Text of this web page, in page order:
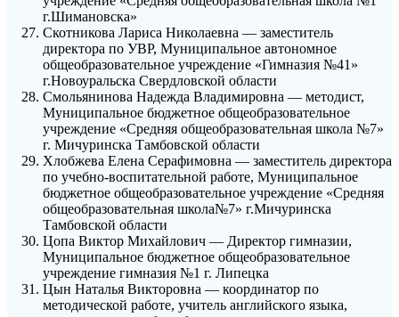
г.Шимановска»
Скотникова Лариса Николаевна — заместитель
директора по УВР, Муниципальное автономное
общеобразовательное учреждение «Гимназия №41»
г.Новоуральска Свердловской области
Смольянинова Надежда Владимировна — методист,
Муниципальное бюджетное общеобразовательное
учреждение «Средняя общеобразовательная школа №7»
г. Мичуринска Тамбовской области
Хлобжева Елена Серафимовна — заместитель директора
по учебно-воспитательной работе, Муниципальное
бюджетное общеобразовательное учреждение «Средняя
общеобразовательная школа№7» г.Мичуринска
Тамбовской области
Цопа Виктор Михайлович — Директор гимназии,
Муниципальное бюджетное общеобразовательное
учреждение гимназия №1 г. Липецка
Цын Наталья Викторовна — координатор по
методической работе, учитель английского языка,